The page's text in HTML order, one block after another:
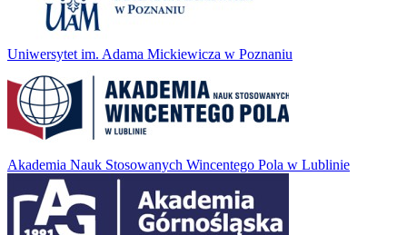
Uniwersytet im. Adama Mickiewicza w Poznaniu
Akademia Nauk Stosowanych Wincentego Pola w Lublinie